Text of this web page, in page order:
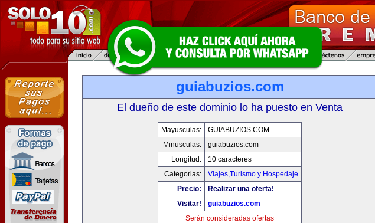
guiabuzios.com
El dueño de este dominio lo ha puesto en Venta
Mayusculas:
GUIABUZIOS.COM
Minusculas:
guiabuzios.com
Longitud:
10 caracteres
Categorias:
Viajes,Turismo y Hospedaje
Precio:
Realizar una oferta!
Visitar!
guiabuzios.com
Serán consideradas ofertas